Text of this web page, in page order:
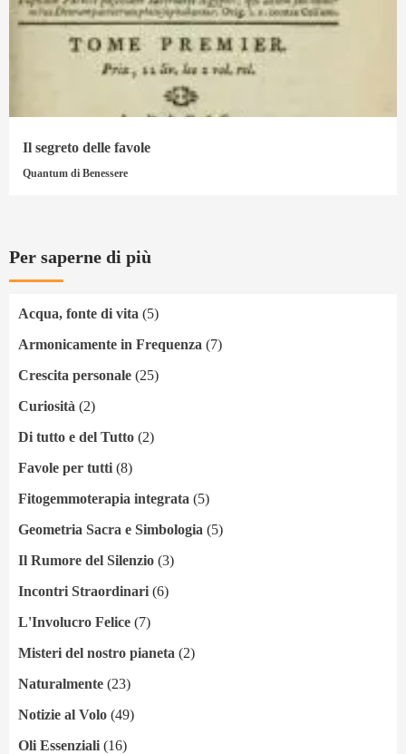
Il segreto delle favole
Quantum di Benessere
Per saperne di più
Acqua, fonte di vita (5)
Armonicamente in Frequenza (7)
Crescita personale (25)
Curiosità (2)
Di tutto e del Tutto (2)
Favole per tutti (8)
Fitogemmoterapia integrata (5)
Geometria Sacra e Simbologia (5)
Il Rumore del Silenzio (3)
Incontri Straordinari (6)
L'Involucro Felice (7)
Misteri del nostro pianeta (2)
Naturalmente (23)
Notizie al Volo (49)
Oli Essenziali (16)